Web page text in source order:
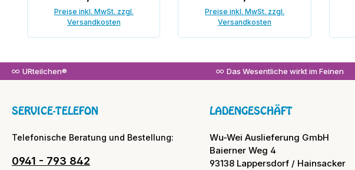
Preise inkl. MwSt. zzgl.
Versandkosten
Preise inkl. MwSt. zzgl.
Versandkosten
URteilchen® Das Wesentliche wirkt im Feinen
SERVICE-TELEFON
Telefonische Beratung und Bestellung:
0941 - 793 842
LADENGESCHÄFT
Wu-Wei Auslieferung GmbH
Baierner Weg 4
93138 Lappersdorf / Hainsacker